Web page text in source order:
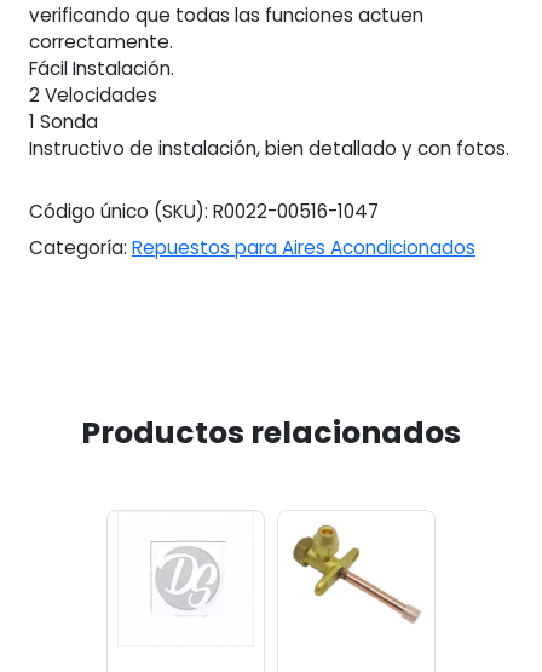
verificando que todas las funciones actuen
correctamente.
Fácil Instalación.
2 Velocidades
1 Sonda
Instructivo de instalación, bien detallado y con fotos.
Código único (SKU): R0022-00516-1047
Categoría: Repuestos para Aires Acondicionados
Productos relacionados